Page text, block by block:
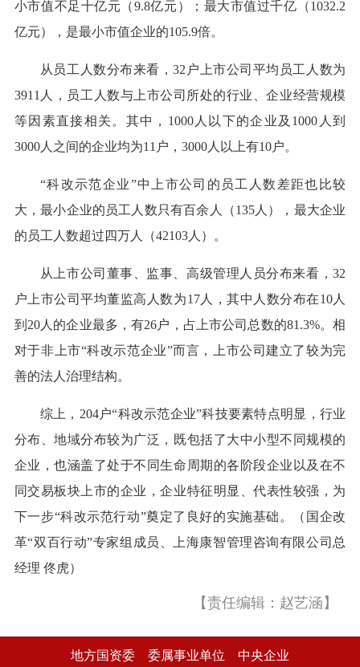
小市值不足十亿元（9.8亿元）；最大市值过千亿（1032.2
亿元），是最小市值企业的105.9倍。
从员工人数分布来看，32户上市公司平均员工人数为
3911人，员工人数与上市公司所处的行业、企业经营规模
等因素直接相关。其中，1000人以下的企业及1000人到
3000人之间的企业均为11户，3000人以上有10户。
“科改示范企业”中上市公司的员工人数差距也比较
大，最小企业的员工人数只有百余人（135人），最大企业
的员工人数超过四万人（42103人）。
从上市公司董事、监事、高级管理人员分布来看，32
户上市公司平均董监高人数为17人，其中人数分布在10人
到20人的企业最多，有26户，占上市公司总数的81.3%。相
对于非上市“科改示范企业”而言，上市公司建立了较为完
善的法人治理结构。
综上，204户“科改示范企业”科技要素特点明显，行业
分布、地域分布较为广泛，既包括了大中小型不同规模的
企业，也涵盖了处于不同生命周期的各阶段企业以及在不
同交易板块上市的企业，企业特征明显、代表性较强，为
下一步“科改示范行动”奠定了良好的实施基础。（国企改
革“双百行动”专家组成员、上海康智管理咨询有限公司总
经理 佟虎）
【责任编辑：赵艺涵】
地方国资委 委属事业单位 中央企业